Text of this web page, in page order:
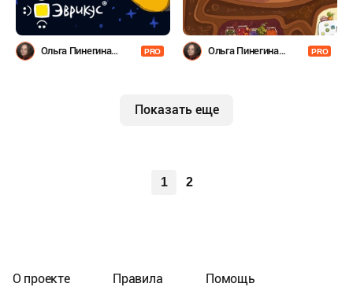
Ольга Пинегина
PRO
Ольга Пинегина
PRO
Показать еще
1 2
О проекте Правила Помощь